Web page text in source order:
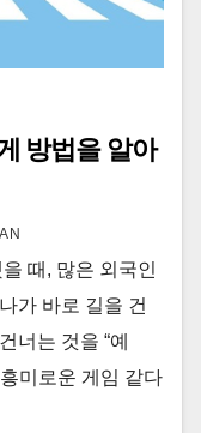
방법을 알아
때, 많은 외국인
가 바로 길을 건
너는 것을 “예
미로운 게임 같다